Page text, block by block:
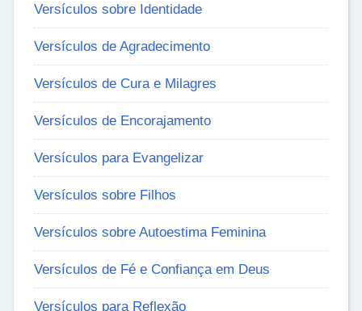
Versículos sobre Identidade
Versículos de Agradecimento
Versículos de Cura e Milagres
Versículos de Encorajamento
Versículos para Evangelizar
Versículos sobre Filhos
Versículos sobre Autoestima Feminina
Versículos de Fé e Confiança em Deus
Versículos para Reflexão